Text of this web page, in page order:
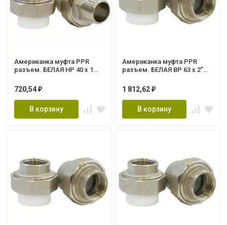
Американка муфта PPR
разъем. БЕЛАЯ НР 40 х 1
720,54 ₽
В корзину
Американка муфта PPR
разъем. БЕЛАЯ ВР 63 х 2"
1 812,62 ₽
В корзину